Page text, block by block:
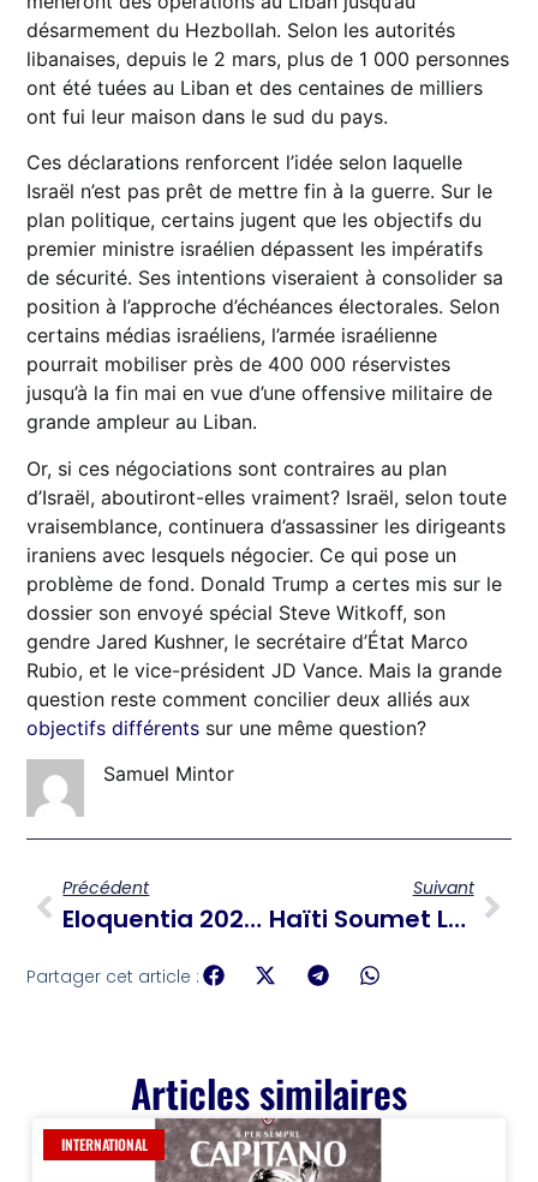
désarmement du Hezbollah. Selon les autorités
libanaises, depuis le 2 mars, plus de 1 000 personnes
ont été tuées au Liban et des centaines de milliers
ont fui leur maison dans le sud du pays.
Ces déclarations renforcent l’idée selon laquelle
Israël n’est pas prêt de mettre fin à la guerre. Sur le
plan politique, certains jugent que les objectifs du
premier ministre israélien dépassent les impératifs
de sécurité. Ses intentions viseraient à consolider sa
position à l’approche d’échéances électorales. Selon
certains médias israéliens, l’armée israélienne
pourrait mobiliser près de 400 000 réservistes
jusqu’à la fin mai en vue d’une offensive militaire de
grande ampleur au Liban.
Or, si ces négociations sont contraires au plan
d’Israël, aboutiront-elles vraiment? Israël, selon toute
vraisemblance, continuera d’assassiner les dirigeants
iraniens avec lesquels négocier. Ce qui pose un
problème de fond. Donald Trump a certes mis sur le
dossier son envoyé spécial Steve Witkoff, son
gendre Jared Kushner, le secrétaire d’État Marco
Rubio, et le vice-président JD Vance. Mais la grande
question reste comment concilier deux alliés aux
objectifs différents sur une même question?
Samuel Mintor
Précédent
Eloquentia 2026 : Abigaïl Alexandre Inscrit Haïti Au Palmarès De L’excellence Oratoire Francophone
Suivant
Haïti Soumet Le Tracé-Vèvè À L’UNESCO Pour Reconnaissance Internationale
Partager cet article :
Articles similaires
INTERNATIONAL